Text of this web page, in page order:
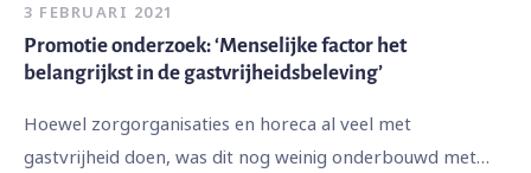
3 FEBRUARI 2021
Promotie onderzoek: ‘Menselijke factor het
belangrijkst in de gastvrijheidsbeleving’
Hoewel zorgorganisaties en horeca al veel met
gastvrijheid doen, was dit nog weinig onderbouwd met…